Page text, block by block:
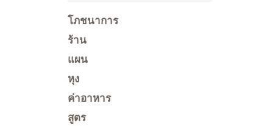
โภชนาการ
ร้าน
แผน
หุง
ค่าอาหาร
สูตร